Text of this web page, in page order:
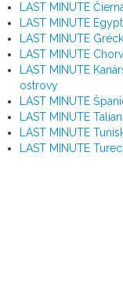
LAST MINUTE
LAST MINUTE Egypt
LAST MINUTE
LAST MINUTE
LAST MINUTE
ostrovy
LAST MINUTE
LAST MINUTE
LAST MINUTE
LAST MINUTE